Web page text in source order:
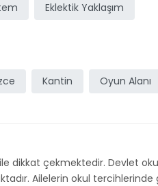
Eklektik Yaklaşım
Kantin Oyun Alanı
dikkat çekmektedir. Devlet
Ailelerin okul